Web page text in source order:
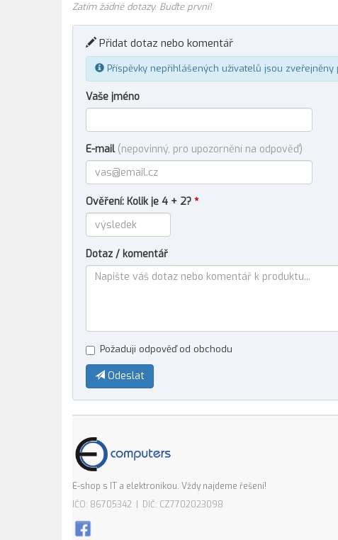
Zatím žádné dotazy. Buďte první!
Přidat dotaz nebo komentář
Příspěvky nepřihlášených uživatelů jsou zveřejněny
Vaše jméno
E-mail (nepovinný, pro upozornění na odpověď)
Ověření: Kolik je 4 + 2? *
Dotaz / komentář
Požaduji odpověď od obchodu
Odeslat
E-shop s IT a elektronikou. Vždy najdeme řešení!
IČO: 86705342 | DIČ: CZ7702023098